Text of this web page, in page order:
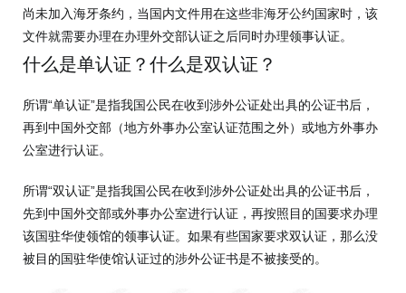
尚未加入海牙条约，当国内文件用在这些非海牙公约国家时，该
文件就需要办理在办理外交部认证之后同时办理领事认证。
什么是单认证？什么是双认证？
所谓“单认证”是指我国公民在收到涉外公证处出具的公证书后，
再到中国外交部（地方外事办公室认证范围之外）或地方外事办
公室进行认证。
所谓“双认证”是指我国公民在收到涉外公证处出具的公证书后，
先到中国外交部或外事办公室进行认证，再按照目的国要求办理
该国驻华使领馆的领事认证。如果有些国家要求双认证，那么没
被目的国驻华使馆认证过的涉外公证书是不被接受的。